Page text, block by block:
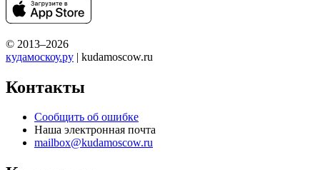
© 2013–2026
кудамоскоу.ру | kudamoscow.ru
Контакты
Сообщить об ошибке
Наша электронная почта
mailbox@kudamoscow.ru